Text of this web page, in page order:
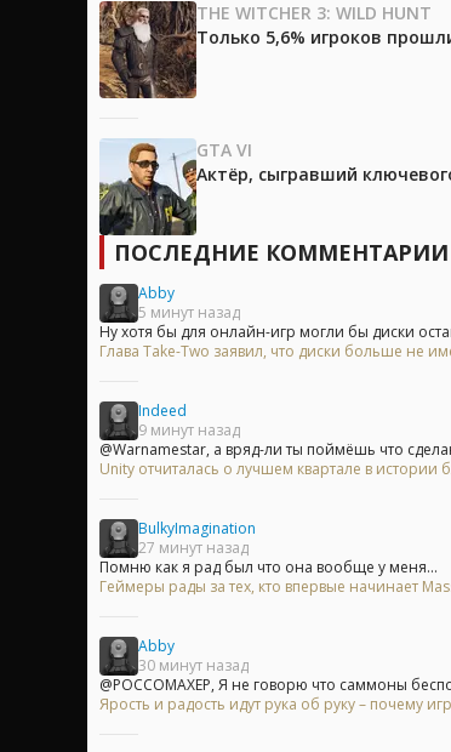
THE WITCHER 3: WILD HUNT
Только 5,6% игроков
GTA VI
Актёр, сыгравший
ПОСЛЕДНИЕ КОММЕНТАРИИ
Abby
5 минут назад
Ну хотя бы для онлайн-игр могли бы диски
Глава Take-Two заявил, что диски больше не
Indeed
9 минут назад
@Warnamestar, а вряд-ли ты поймёшь что
Unity отчиталась о лучшем квартале в
BulkyImagination
27 минут назад
Помню как я рад был что она вообще у меня...
Геймеры рады за тех, кто впервые начинает
Abby
30 минут назад
@POCCOMAXEP, Я не говорю что саммоны
Ярость и радость идут рука об руку – почему